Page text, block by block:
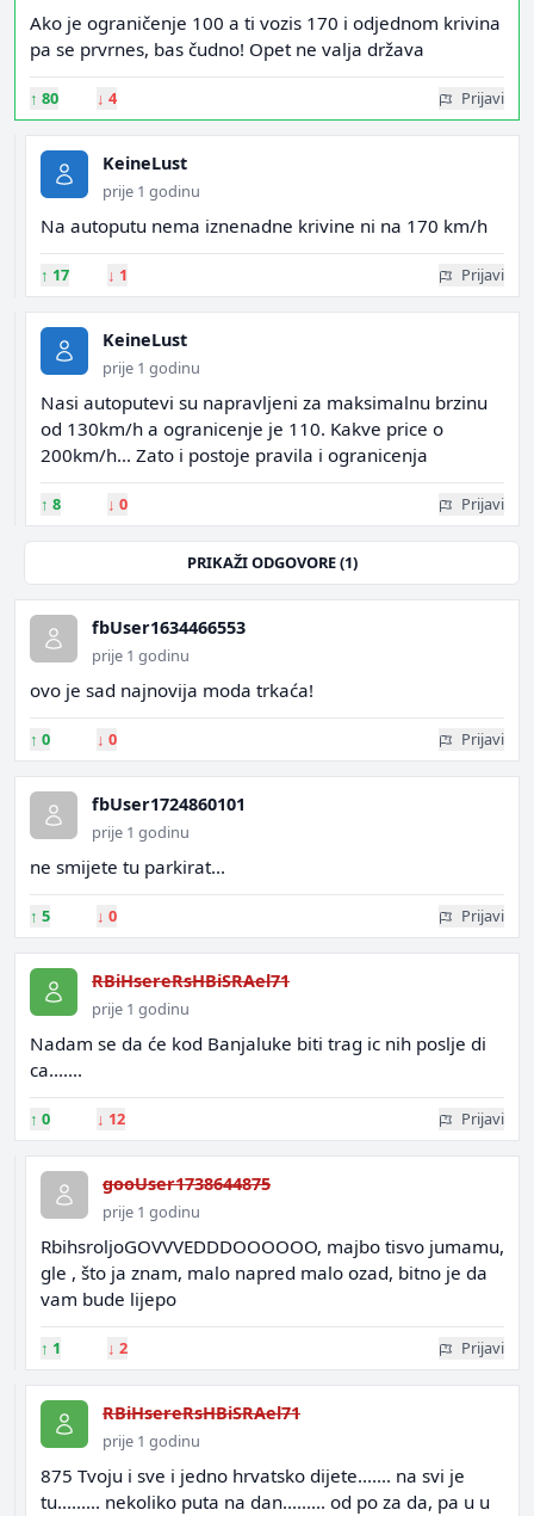
Ako je ograničenje 100 a ti vozis 170 i odjednom krivina
pa se prvrnes, bas čudno! Opet ne valja država
↑ 80 ↓ 4 Prijavi
KeineLust
prije 1 godinu
Na autoputu nema iznenadne krivine ni na 170 km/h
↑ 17 ↓ 1 Prijavi
KeineLust
prije 1 godinu
Nasi autoputevi su napravljeni za maksimalnu brzinu
od 130km/h a ogranicenje je 110. Kakve price o
200km/h... Zato i postoje pravila i ogranicenja
↑ 8 ↓ 0 Prijavi
PRIKAŽI ODGOVORE (1)
fbUser1634466553
prije 1 godinu
ovo je sad najnovija moda trkaća!
↑ 0 ↓ 0 Prijavi
fbUser1724860101
prije 1 godinu
ne smijete tu parkirat...
↑ 5 ↓ 0 Prijavi
RBiHsereRsHBiSRAel71
prije 1 godinu
Nadam se da će kod Banjaluke biti trag ic nih poslje di
ca.......
↑ 0 ↓ 12 Prijavi
gooUser1738644875
prije 1 godinu
RbihsroljoGOVVVEDDDOOOOOO, majbo tisvo jumamu,
gle , što ja znam, malo napred malo ozad, bitno je da
vam bude lijepo
↑ 1 ↓ 2 Prijavi
RBiHsereRsHBiSRAel71
prije 1 godinu
875 Tvoju i sve i jedno hrvatsko dijete....... na svi je
tu......... nekoliko puta na dan......... od po za da, pa u u